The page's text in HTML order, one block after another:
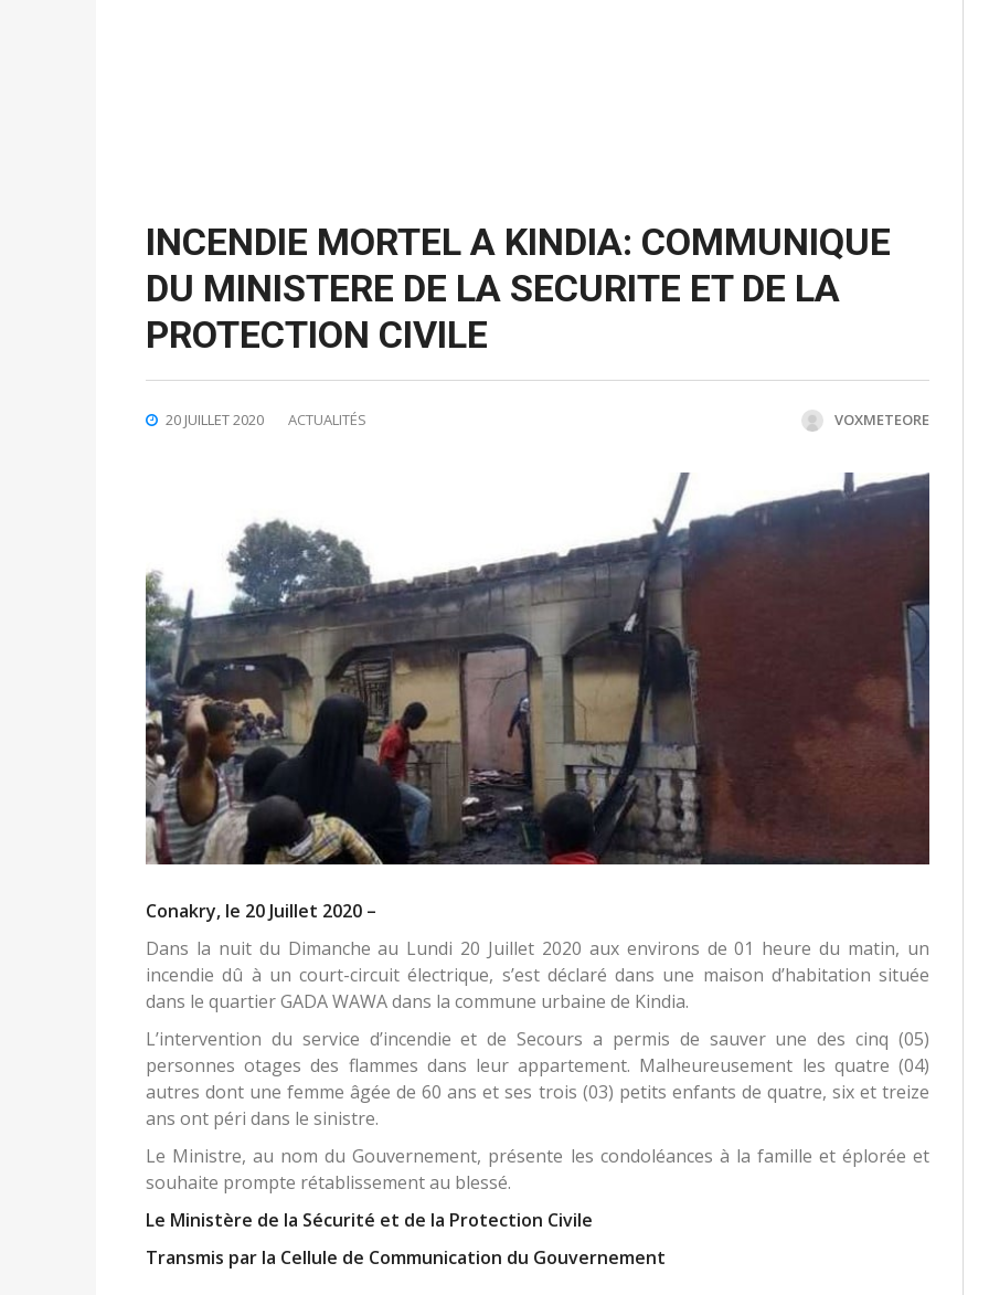
INCENDIE MORTEL A KINDIA: COMMUNIQUE
DU MINISTERE DE LA SECURITE ET DE LA
PROTECTION CIVILE
20 JUILLET 2020 ACTUALITÉS VOXMETEORE
Conakry, le 20 Juillet 2020 –
Dans la nuit du Dimanche au Lundi 20 Juillet 2020 aux environs de 01 heure du matin, un
incendie dû à un court-circuit électrique, s’est déclaré dans une maison d’habitation située
dans le quartier GADA WAWA dans la commune urbaine de Kindia.
L’intervention du service d’incendie et de Secours a permis de sauver une des cinq (05)
personnes otages des flammes dans leur appartement. Malheureusement les quatre (04)
autres dont une femme âgée de 60 ans et ses trois (03) petits enfants de quatre, six et treize
ans ont péri dans le sinistre.
Le Ministre, au nom du Gouvernement, présente les condoléances à la famille et éplorée et
souhaite prompte rétablissement au blessé.
Le Ministère de la Sécurité et de la Protection Civile
Transmis par la Cellule de Communication du Gouvernement